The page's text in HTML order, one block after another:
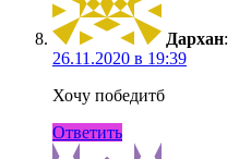
Дархан:
26.11.2020 в 19:39
Хочу победитб
Ответить